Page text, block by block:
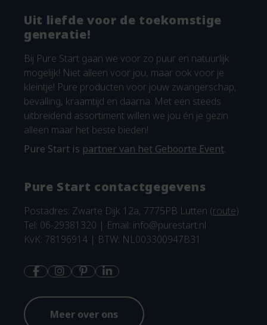
Uit liefde voor de toekomstige
generatie!
Bij Pure Start gaan we voor zo puur en natuurlijk
mogelijk! Niet alleen voor jou, maar ook voor je
kleintje! Pure producten voor jouw zwangerschap,
bevalling, kraamtijd en daarna. Met een steeds
uitbreidend assortiment willen we jou én je gezin
alleen maar het beste bieden!
Pure Start is partner van het Geboorte Event.
Pure Start contactgegevens
Postadres: Zwarte Dijk 12a, 7775PB Lutten (route)
Tel: 06-29381320 | Email: info@purestart.nl
KvK: 78196914 | BTW: NL003300947B31
Meer over ons